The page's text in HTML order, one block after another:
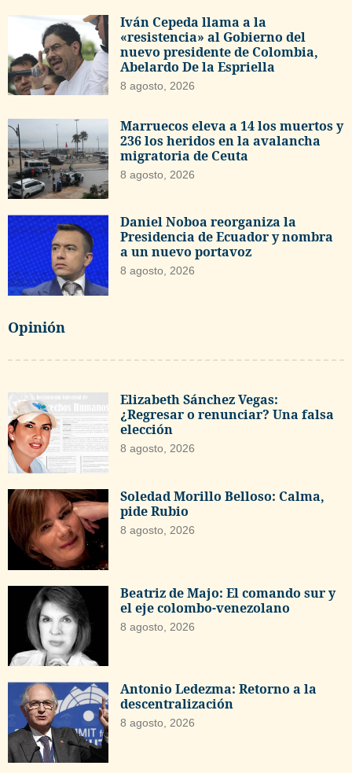
Iván Cepeda llama a la
«resistencia» al Gobierno del
nuevo presidente de Colombia,
Abelardo De la Espriella
8 agosto, 2026
Marruecos eleva a 14 los muertos y
236 los heridos en la avalancha
migratoria de Ceuta
8 agosto, 2026
Daniel Noboa reorganiza la
Presidencia de Ecuador y nombra
a un nuevo portavoz
8 agosto, 2026
Opinión
Elizabeth Sánchez Vegas:
¿Regresar o renunciar? Una falsa
elección
8 agosto, 2026
Soledad Morillo Belloso: Calma,
pide Rubio
8 agosto, 2026
Beatriz de Majo: El comando sur y
el eje colombo-venezolano
8 agosto, 2026
Antonio Ledezma: Retorno a la
descentralización
8 agosto, 2026